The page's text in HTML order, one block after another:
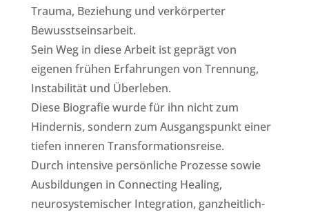
Trauma, Beziehung und verkörperter
Bewusstseinsarbeit.
Sein Weg in diese Arbeit ist geprägt von
eigenen frühen Erfahrungen von Trennung,
Instabilität und Überleben.
Diese Biografie wurde für ihn nicht zum
Hindernis, sondern zum Ausgangspunkt einer
tiefen inneren Transformationsreise.
Durch intensive persönliche Prozesse sowie
Ausbildungen in Connecting Healing,
neurosystemischer Integration, ganzheitlich-